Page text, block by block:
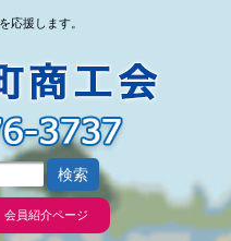
応援します。
会員紹介ページ